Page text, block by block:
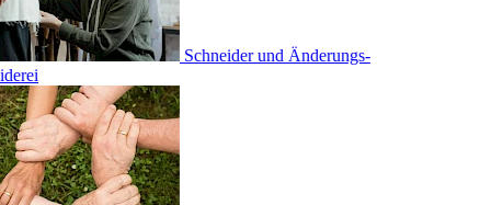
und Änderungs­